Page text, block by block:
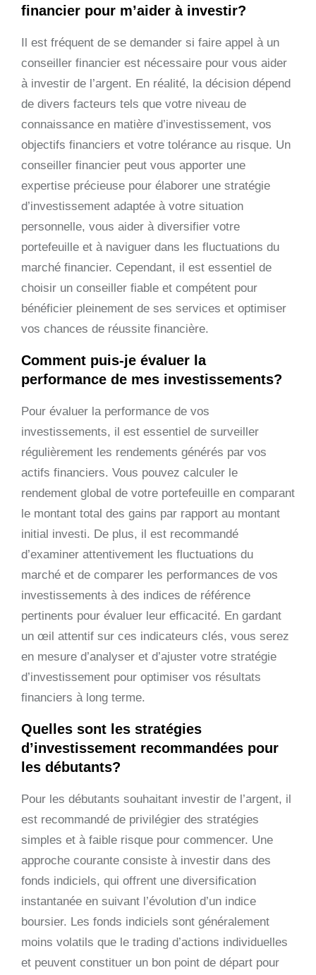
financier pour m’aider à investir?
Il est fréquent de se demander si faire appel à un
conseiller financier est nécessaire pour vous aider
à investir de l’argent. En réalité, la décision dépend
de divers facteurs tels que votre niveau de
connaissance en matière d’investissement, vos
objectifs financiers et votre tolérance au risque. Un
conseiller financier peut vous apporter une
expertise précieuse pour élaborer une stratégie
d’investissement adaptée à votre situation
personnelle, vous aider à diversifier votre
portefeuille et à naviguer dans les fluctuations du
marché financier. Cependant, il est essentiel de
choisir un conseiller fiable et compétent pour
bénéficier pleinement de ses services et optimiser
vos chances de réussite financière.
Comment puis-je évaluer la
performance de mes investissements?
Pour évaluer la performance de vos
investissements, il est essentiel de surveiller
régulièrement les rendements générés par vos
actifs financiers. Vous pouvez calculer le
rendement global de votre portefeuille en comparant
le montant total des gains par rapport au montant
initial investi. De plus, il est recommandé
d’examiner attentivement les fluctuations du
marché et de comparer les performances de vos
investissements à des indices de référence
pertinents pour évaluer leur efficacité. En gardant
un œil attentif sur ces indicateurs clés, vous serez
en mesure d’analyser et d’ajuster votre stratégie
d’investissement pour optimiser vos résultats
financiers à long terme.
Quelles sont les stratégies
d’investissement recommandées pour
les débutants?
Pour les débutants souhaitant investir de l’argent, il
est recommandé de privilégier des stratégies
simples et à faible risque pour commencer. Une
approche courante consiste à investir dans des
fonds indiciels, qui offrent une diversification
instantanée en suivant l’évolution d’un indice
boursier. Les fonds indiciels sont généralement
moins volatils que le trading d’actions individuelles
et peuvent constituer un bon point de départ pour